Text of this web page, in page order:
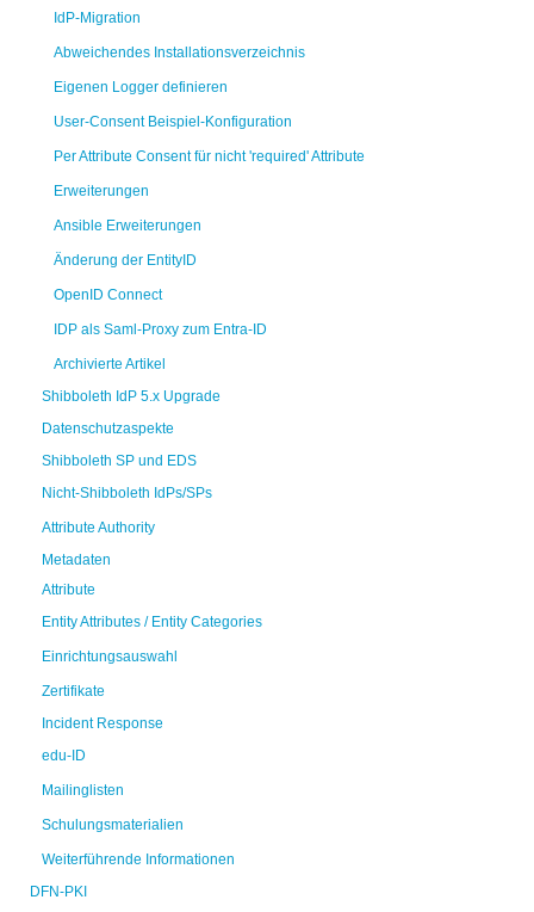
IdP-Migration
Abweichendes Installationsverzeichnis
Eigenen Logger definieren
User-Consent Beispiel-Konfiguration
Per Attribute Consent für nicht 'required' Attribute
Erweiterungen
Ansible Erweiterungen
Änderung der EntityID
OpenID Connect
IDP als Saml-Proxy zum Entra-ID
Archivierte Artikel
Shibboleth IdP 5.x Upgrade
Datenschutzaspekte
Shibboleth SP und EDS
Nicht-Shibboleth IdPs/SPs
Attribute Authority
Metadaten
Attribute
Entity Attributes / Entity Categories
Einrichtungsauswahl
Zertifikate
Incident Response
edu-ID
Mailinglisten
Schulungsmaterialien
Weiterführende Informationen
DFN-PKI